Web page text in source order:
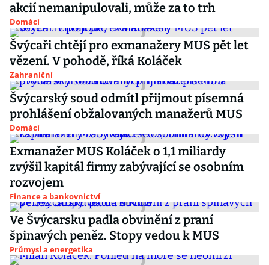
akcií nemanipulovali, může za to trh
Domácí
Švýcaři chtějí pro exmanažery MUS pět let
vězení. V pohodě, říká Koláček
Zahraniční
Švýcarský soud odmítl přijmout písemná
prohlášení obžalovaných manažerů MUS
Domácí
Exmanažer MUS Koláček o 1,1 miliardy
zvýšil kapitál firmy zabývající se osobním
rozvojem
Finance a bankovnictví
Ve Švýcarsku padla obvinění z praní
špinavých peněz. Stopy vedou k MUS
Průmysl a energetika